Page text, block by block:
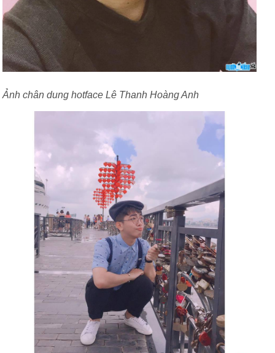
Ảnh chân dung hotface Lê Thanh Hoàng Anh